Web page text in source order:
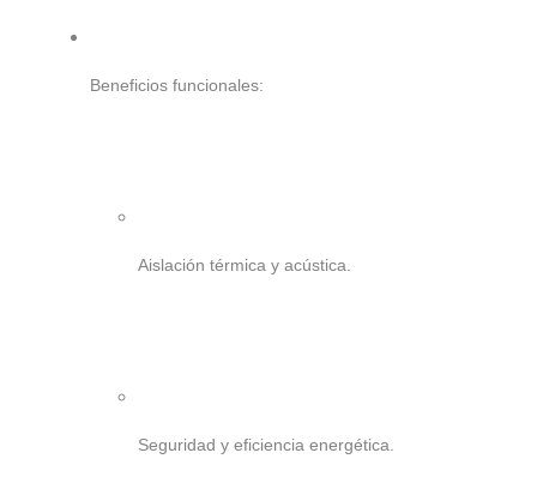
Beneficios funcionales:
Aislación térmica y acústica.
Seguridad y eficiencia energética.